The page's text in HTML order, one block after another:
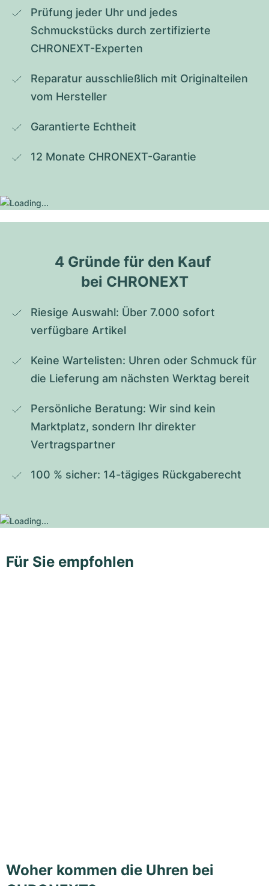
Prüfung jeder Uhr und jedes
Schmuckstücks durch zertifizierte
CHRONEXT-Experten
Reparatur ausschließlich mit Originalteilen
vom Hersteller
Garantierte Echtheit
12 Monate CHRONEXT-Garantie
4 Gründe für den Kauf
bei CHRONEXT
Riesige Auswahl: Über 7.000 sofort
verfügbare Artikel
Keine Wartelisten: Uhren oder Schmuck für
die Lieferung am nächsten Werktag bereit
Persönliche Beratung: Wir sind kein
Marktplatz, sondern Ihr direkter
Vertragspartner
100 % sicher: 14-tägiges Rückgaberecht
Für Sie empfohlen
Woher kommen die Uhren bei